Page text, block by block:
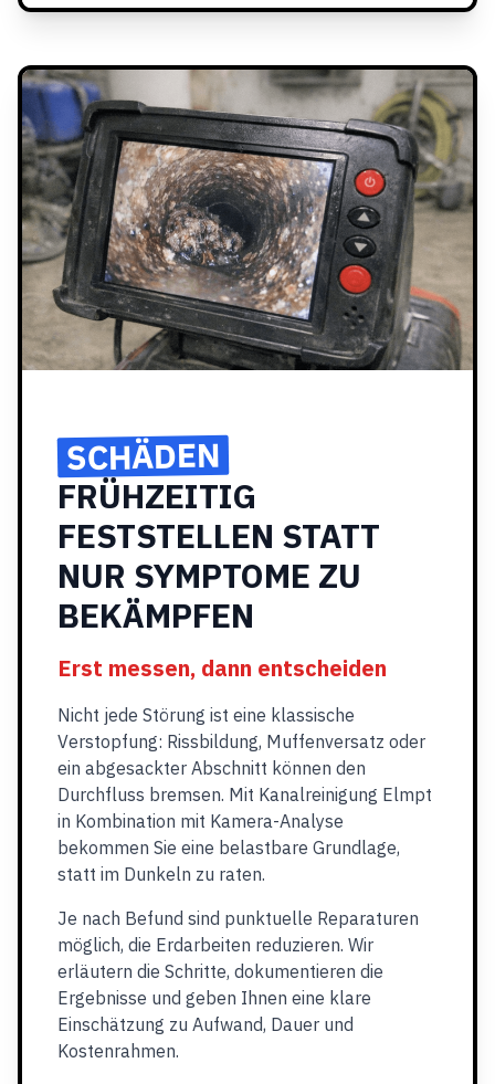
SCHÄDEN
FRÜHZEITIG
FESTSTELLEN STATT
NUR SYMPTOME ZU
BEKÄMPFEN
Erst messen, dann entscheiden
Nicht jede Störung ist eine klassische
Verstopfung: Rissbildung, Muffenversatz oder
ein abgesackter Abschnitt können den
Durchfluss bremsen. Mit Kanalreinigung Elmpt
in Kombination mit Kamera-Analyse
bekommen Sie eine belastbare Grundlage,
statt im Dunkeln zu raten.
Je nach Befund sind punktuelle Reparaturen
möglich, die Erdarbeiten reduzieren. Wir
erläutern die Schritte, dokumentieren die
Ergebnisse und geben Ihnen eine klare
Einschätzung zu Aufwand, Dauer und
Kostenrahmen.